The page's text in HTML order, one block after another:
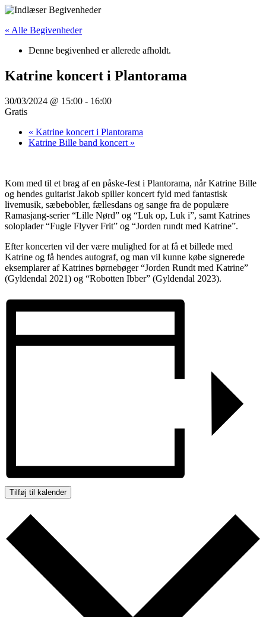
Videre
indhold
« Alle Begivenheder
Denne begivenhed er allerede afholdt.
Katrine koncert i Plantorama
30/03/2024 @ 15:00 - 16:00
Gratis
« Katrine koncert i Plantorama
Katrine Bille band koncert »
Kom med til et brag af en påske-fest i Plantorama, når Katrine Bille
og hendes guitarist Jakob spiller koncert fyld med fantastisk
livemusik, sæbebobler, fællesdans og sange fra de populære
Ramasjang-serier “Lille Nørd” og “Luk op, Luk i”, samt Katrines
soloplader “Fugle Flyver Frit” og “Jorden rundt med Katrine”.
Efter koncerten vil der være mulighed for at få et billede med
Katrine og få hendes autograf, og man vil kunne købe signerede
eksemplarer af Katrines børnebøger “Jorden Rundt med Katrine”
(Gyldendal 2021) og “Robotten Ibber” (Gyldendal 2023).
Tilføj til kalender